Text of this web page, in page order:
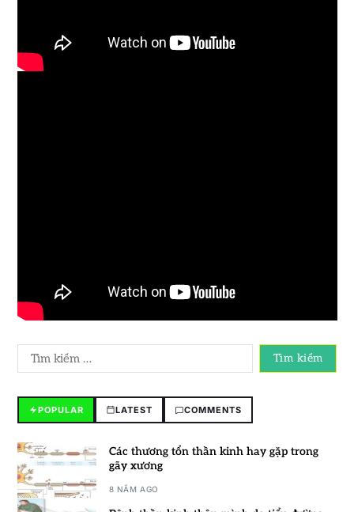
POPULAR LATEST COMMENTS
Các thương tổn thần kinh hay gặp trong
gãy xương
8 NĂM AGO